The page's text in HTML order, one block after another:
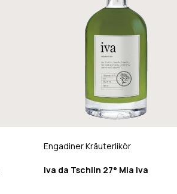
Engadiner Kräuterlikör
Iva da Tschlin 27° Mia Iva